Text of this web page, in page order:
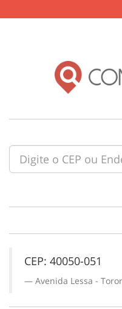
CEP: 40050-051
Avenida Lessa -